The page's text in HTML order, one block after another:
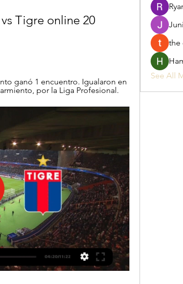
Tigre online 20
ganó 1 encuentro. Igualaron en
por la Liga Profesional.
the
See All